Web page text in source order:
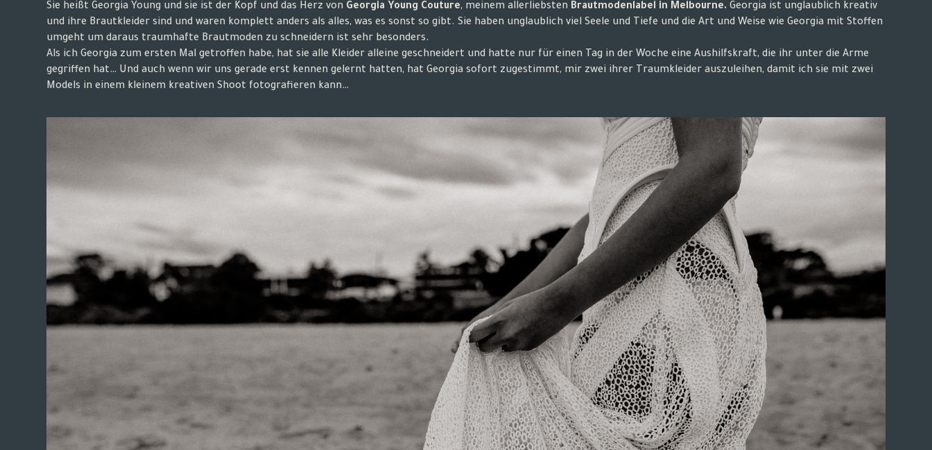
Sie heißt Georgia Young und sie ist der Kopf und das Herz von Georgia Young Couture, meinem allerliebsten Brautmodenlabel in Melbourne. Georgia ist unglaublich kreativ
und ihre Brautkleider sind und waren komplett anders als alles, was es sonst so gibt. Sie haben unglaublich viel Seele und Tiefe und die Art und Weise wie Georgia mit Stoffen
umgeht um daraus traumhafte Brautmoden zu schneidern ist sehr besonders.
Als ich Georgia zum ersten Mal getroffen habe, hat sie alle Kleider alleine geschneidert und hatte nur für einen Tag in der Woche eine Aushilfskraft, die ihr unter die Arme
gegriffen hat… Und auch wenn wir uns gerade erst kennen gelernt hatten, hat Georgia sofort zugestimmt, mir zwei ihrer Traumkleider auszuleihen, damit ich sie mit zwei
Models in einem kleinem kreativen Shoot fotografieren kann…